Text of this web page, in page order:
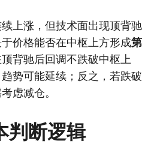
上涨，但技术面出现顶背驰
价格能否在中枢上方形成第
背驰后回调不跌破中枢上
势可能延续；反之，若跌破
虑减仓。
判断逻辑